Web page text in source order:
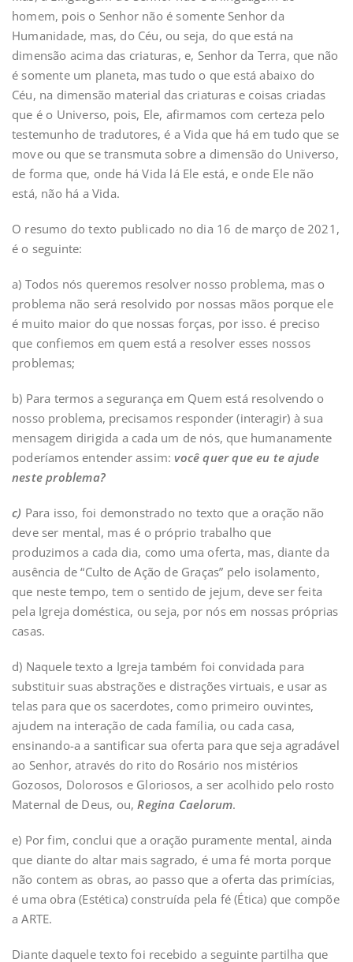
homem, pois o Senhor não é somente Senhor da
Humanidade, mas, do Céu, ou seja, do que está na
dimensão acima das criaturas, e, Senhor da Terra, que não
é somente um planeta, mas tudo o que está abaixo do
Céu, na dimensão material das criaturas e coisas criadas
que é o Universo, pois, Ele, afirmamos com certeza pelo
testemunho de tradutores, é a Vida que há em tudo que se
move ou que se transmuta sobre a dimensão do Universo,
de forma que, onde há Vida lá Ele está, e onde Ele não
está, não há a Vida.
O resumo do texto publicado no dia 16 de março de 2021,
é o seguinte:
a) Todos nós queremos resolver nosso problema, mas o
problema não será resolvido por nossas mãos porque ele
é muito maior do que nossas forças, por isso. é preciso
que confiemos em quem está a resolver esses nossos
problemas;
b) Para termos a segurança em Quem está resolvendo o
nosso problema, precisamos responder (interagir) à sua
mensagem dirigida a cada um de nós, que humanamente
poderíamos entender assim:você quer que eu te ajude
neste problema?
c) Para isso, foi demonstrado no texto que a oração não
deve ser mental, mas é o próprio trabalho que
produzimos a cada dia, como uma oferta, mas, diante da
ausência de “Culto de Ação de Graças” pelo isolamento,
que neste tempo, tem o sentido de jejum, deve ser feita
pela Igreja doméstica, ou seja, por nós em nossas próprias
casas.
d) Naquele texto a Igreja também foi convidada para
substituir suas abstrações e distrações virtuais, e usar as
telas para que os sacerdotes, como primeiro ouvintes,
ajudem na interação de cada família, ou cada casa,
ensinando-a a santificar sua oferta para que seja agradável
ao Senhor, através do rito do Rosário nos mistérios
Gozosos, Dolorosos e Gloriosos, a ser acolhido pelo rosto
Maternal de Deus, ou,Regina Caelorum.
e) Por fim, conclui que a oração puramente mental, ainda
que diante do altar mais sagrado, é uma fé morta porque
não contem as obras, ao passo que a oferta das primícias,
é uma obra (Estética) construída pela fé (Ética) que compõe
a ARTE.
Diante daquele texto foi recebido a seguinte partilha que